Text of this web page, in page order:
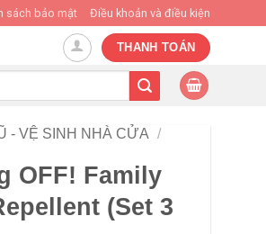
sách bảo mật Điều khoản và điều kiện
THANH TOÁN
- VỆ SINH NHÀ CỬA /
OFF! Family
(Set 3